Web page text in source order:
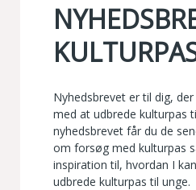
Nyhedsbrevet er til dig,
med at udbrede kulturpas
nyhedsbrevet får du de
om forsøg med kulturpas
inspiration til, hvordan I
udbrede kulturpas til unge.